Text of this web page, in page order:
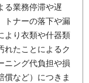
る業務停滞や遅
トナーの落下や漏
より衣類や什器類
れたことによるク
ニング代負担や損
償など）につきま